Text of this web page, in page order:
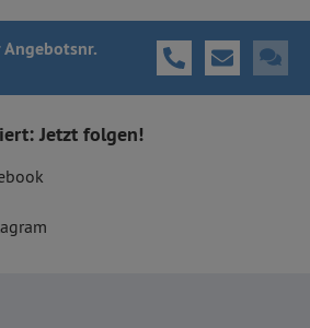
Angebotsnr.
Jetzt folgen!